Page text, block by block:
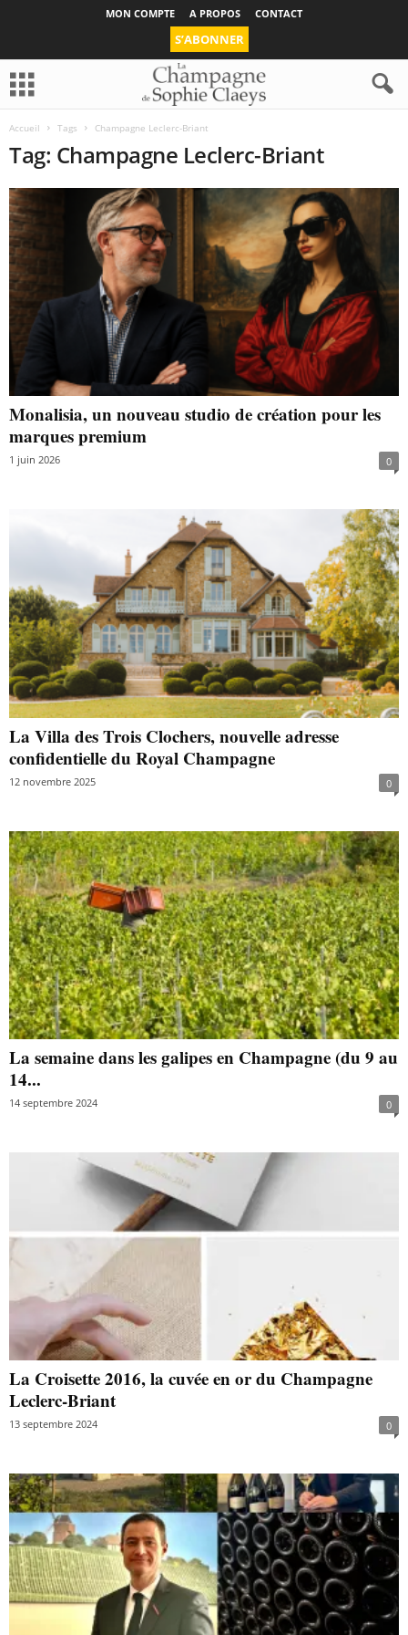
MON COMPTE A PROPOS CONTACT
S’ABONNER
Accueil Tags Champagne Leclerc-Briant
Tag: Champagne Leclerc-Briant
Monalisia, un nouveau studio de création pour les
marques premium
1 juin 2026 0
La Villa des Trois Clochers, nouvelle adresse
confidentielle du Royal Champagne
12 novembre 2025 0
La semaine dans les galipes en Champagne (du 9 au
14...
14 septembre 2024 0
La Croisette 2016, la cuvée en or du Champagne
Leclerc-Briant
13 septembre 2024 0